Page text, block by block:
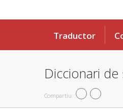
Traductor
Diccionari de
Compartiu